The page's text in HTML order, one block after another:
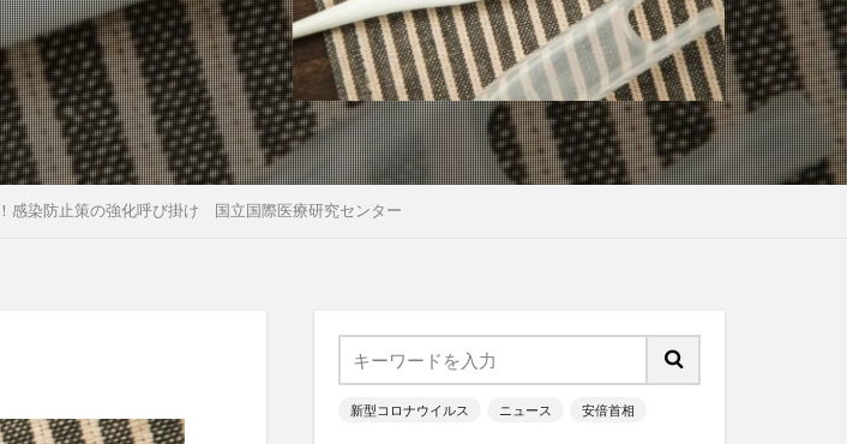
感染防止策の強化呼び掛け 国立国際医療研究センター
新型コロナウイルス ニュース 安倍首相